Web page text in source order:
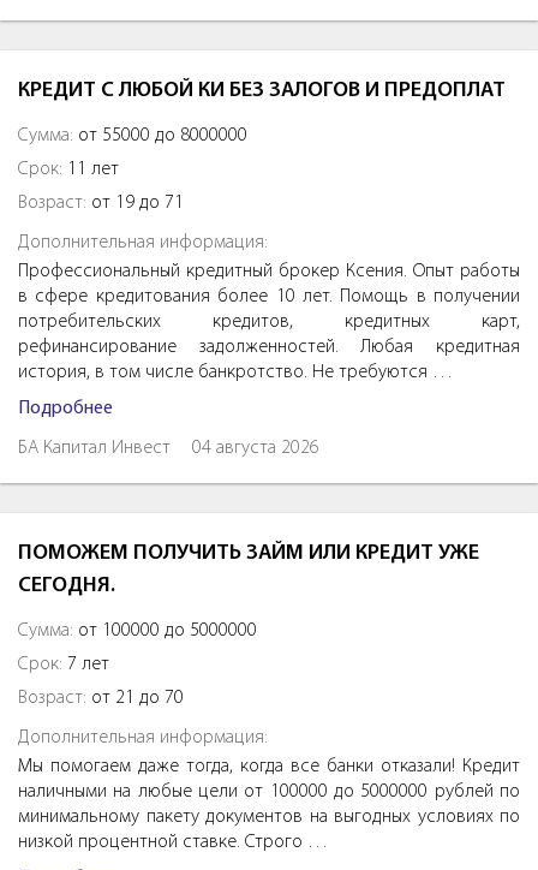
КРЕДИТ С ЛЮБОЙ КИ БЕЗ ЗАЛОГОВ И ПРЕДОПЛАТ
Сумма: от 55000 до 8000000
Срок: 11 лет
Возраст: от 19 до 71
Дополнительная информация:
Профессиональный кредитный брокер Ксения. Опыт работы
в сфере кредитования более 10 лет. Помощь в получении
потребительских кредитов, кредитных карт,
рефинансирование задолженностей. Любая кредитная
история, в том числе банкротство. Не требуются …
Подробнее
БА Капитал Инвест 04 августа 2026
ПОМОЖЕМ ПОЛУЧИТЬ ЗАЙМ ИЛИ КРЕДИТ УЖЕ
СЕГОДНЯ.
Сумма: от 100000 до 5000000
Срок: 7 лет
Возраст: от 21 до 70
Дополнительная информация:
Мы помогаем даже тогда, когда все банки отказали! Кредит
наличными на любые цели от 100000 до 5000000 рублей по
минимальному пакету документов на выгодных условиях по
низкой процентной ставке. Строго …